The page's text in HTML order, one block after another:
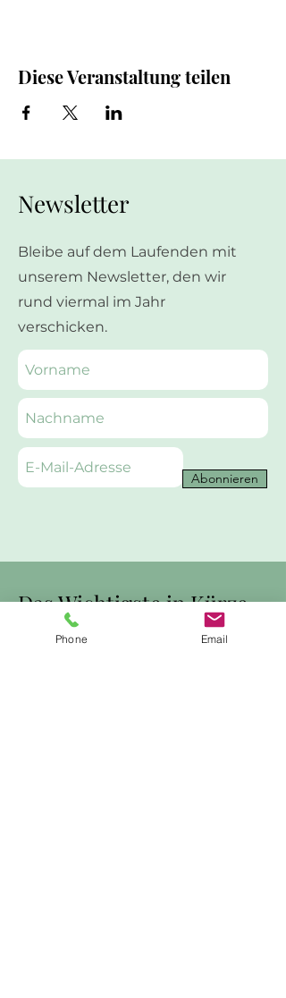
Diese Veranstaltung teilen
Newsletter
Bleibe auf dem Laufenden mit
unserem Newsletter, den wir
rund viermal im Jahr
verschicken.
Abonnieren
Das Wichtigste in Kürze
+41 76 249 14 41
Phone Email